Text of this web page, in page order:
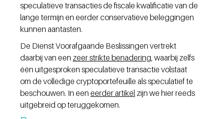
speculatieve transacties de fiscale kwalificatie van de
lange termijn en eerder conservatieve beleggingen
kunnen aantasten.
De Dienst Voorafgaande Beslissingen vertrekt
daarbij van een zeer strikte benadering, waarbij zelfs
één uitgesproken speculatieve transactie volstaat
om de volledige cryptoportefeuille als speculatief te
beschouwen. In een eerder artikel zijn we hier reeds
uitgebreid op teruggekomen.